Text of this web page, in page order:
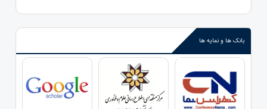
بانک ها و نمایه ها